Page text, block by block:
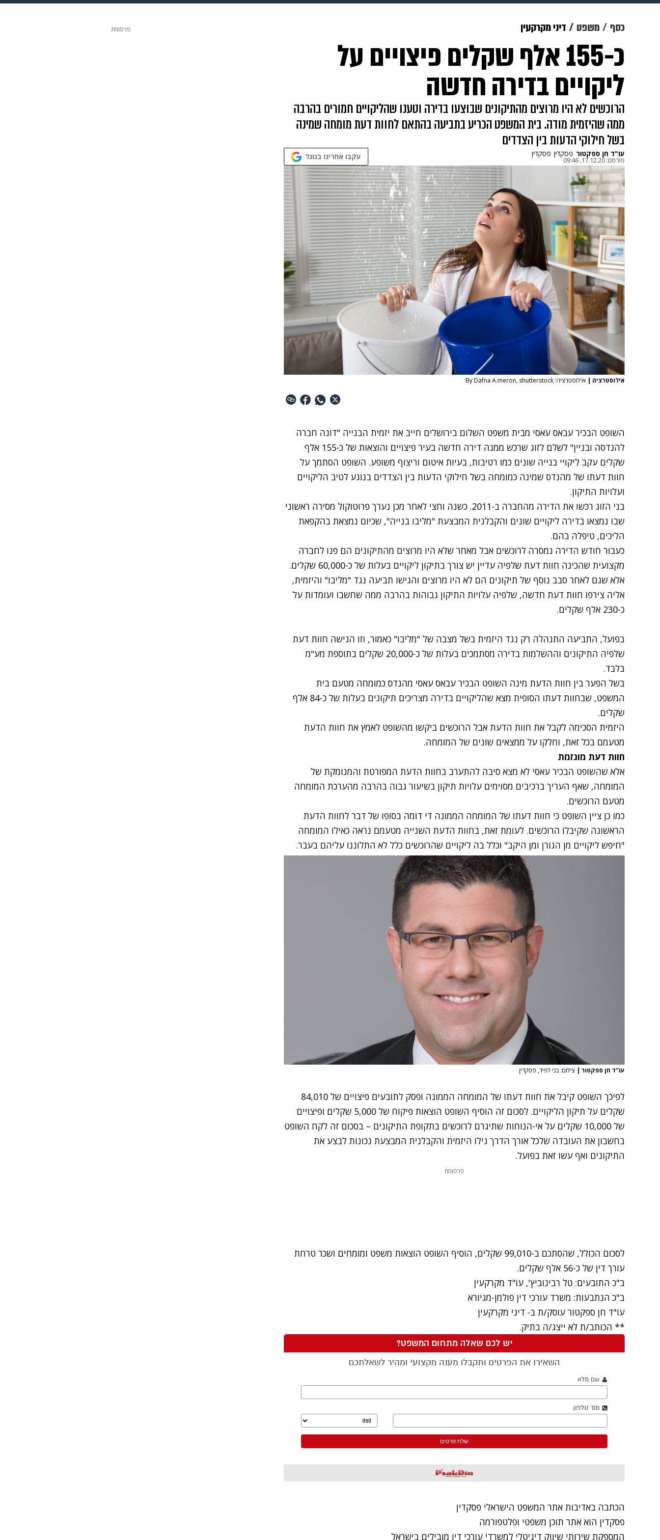
תרבות צבא וביטחון
גאווה ויוה משפט תשעה חודשים מתכונים פרויקטים מיוחדים
כסף משפט דיני מקרקעין
כ-155 אלף שקלים פיצויים על
ליקויים בדירה חדשה
הרוכשים לא היו מרוצים מהתיקונים שבוצעו בדירה וטענו שהליקויים חמורים בהרבה
ממה שהיזמית מודה. בית המשפט הכריע בתביעה בהתאם לחוות דעת מומחה שמינה
בשל חילוקי הדעות בין הצדדים
עו"ד חן ספקטור פסקדין פסקדין
פורסם: 17.12.20, 09:46 עקבו אחרינו בגוגל
אילוסטרציה | אילוסטרציה: By Dafna A.meron, shutterstock
השופט הבכיר עבאס עאסי מבית משפט השלום בירושלים חייב את יזמית הבנייה "דונה חברה
להנדסה ובניין" לשלם לזוג שרכש ממנה דירה חדשה בעיר פיצויים והוצאות של כ-155 אלף
שקלים עקב ליקויי בנייה שונים כמו רטיבות, בעיות איטום וריצוף משופע. השופט הסתמך על
חוות דעתו של מהנדס שמינה כמומחה בשל חילוקי הדעות בין הצדדים בנוגע לטיב הליקויים
ועלויות התיקון.
בני הזוג רכשו את הדירה מהחברה ב-2011. כשנה וחצי לאחר מכן נערך פרוטוקול מסירה ראשוני
שבו נמצאו בדירה ליקויים שונים והקבלנית המבצעת "מליבו בנייה", שכיום נמצאת בהקפאת
הליכים, טיפלה בהם.
כעבור חודש הדירה נמסרה לרוכשים אבל מאחר שלא היו מרוצים מהתיקונים הם פנו לחברה
מקצועית שהכינה חוות דעת שלפיה עדיין יש צורך בתיקון ליקויים בעלות של כ-60,000 שקלים.
אלא שגם לאחר סבב נוסף של תיקונים הם לא היו מרוצים והגישו תביעה נגד "מליבו" והיזמית,
אליה צירפו חוות דעת חדשה, שלפיה עלויות התיקון גבוהות בהרבה ממה שחשבו ועומדות על
כ-230 אלף שקלים.
בפועל, התביעה התנהלה רק נגד היזמית בשל מצבה של "מליבו" כאמור, וזו הגישה חוות דעת
שלפיה התיקונים וההשלמות בדירה מסתמכים בעלות של כ-20,000 שקלים בתוספת מע"מ
בלבד.
בשל הפער בין חוות הדעת מינה השופט הבכיר עבאס עאסי מהנדס כמומחה מטעם בית
המשפט, שבחוות דעתו הסופית מצא שהליקויים בדירה מצריכים תיקונים בעלות של כ-84 אלף
שקלים.
היזמית הסכימה לקבל את חוות הדעת אבל הרוכשים ביקשו מהשופט לאמץ את חוות הדעת
מטעמם בכל זאת, וחלקו על ממצאים שונים של המומחה.
חוות דעת מוגזמת
אלא שהשופט הבכיר עאסי לא מצא סיבה להתערב בחוות הדעת המפורטת והמנומקת של
המומחה, שאף העריך ברכיבים מסוימים עלויות תיקון בשיעור גבוה בהרבה מהערכת המומחה
מטעם הרוכשים.
כמו כן ציין השופט כי חוות דעתו של המומחה הממונה די דומה בסופו של דבר לחוות הדעת
הראשונה שקיבלו הרוכשים. לעומת זאת, בחוות הדעת השנייה מטעמם נראה כאילו המומחה
"חיפש ליקויים מן הגורן ומן היקב" וכלל בה ליקויים שהרוכשים כלל לא התלוננו עליהם בעבר.
עו"ד חן ספקטור | צילום: בני לפיד, פסקדין
לפיכך השופט קיבל את חוות דעתו של המומחה הממונה ופסק לתובעים פיצויים של 84,010
שקלים על תיקון הליקויים. לסכום זה הוסיף השופט הוצאות פיקוח של 5,000 שקלים ופיצויים
של 10,000 שקלים על אי-הנוחות שתיגרם לרוכשים בתקופת התיקונים – בסכום זה לקח השופט
בחשבון את העובדה שלכל אורך הדרך גילו היזמית והקבלנית המבצעת נכונות לבצע את
התיקונים ואף עשו זאת בפועל.
פרסומת
לסכום הכולל, שהסתכם ב-99,010 שקלים, הוסיף השופט הוצאות משפט ומומחים ושכר טרחת
עורך דין של כ-56 אלף שקלים.
ב"כ התובעים: טל רבינוביץ', עו"ד מקרקעין
ב"כ הנתבעות: משרד עורכי דין פולמן-מגיורא
עו"ד חן ספקטור עוסק/ת ב- דיני מקרקעין
** הכותב/ת לא ייצג/ה בתיק.
הכתבה באדיבות אתר המשפט הישראלי פסקדין
פסקדין הוא אתר תוכן משפטי ופלטפורמה
המספקת שירותי שיווק דיגיטלי למשרדי עורכי דין מובילים בישראל
פרסומת